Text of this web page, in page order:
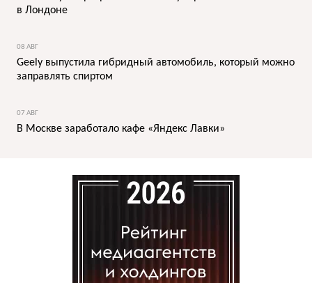
в Лондоне
08 АВГ
Geely выпустила гибридный автомобиль, который можно
заправлять спиртом
07 АВГ
В Москве заработало кафе «Яндекс Лавки»